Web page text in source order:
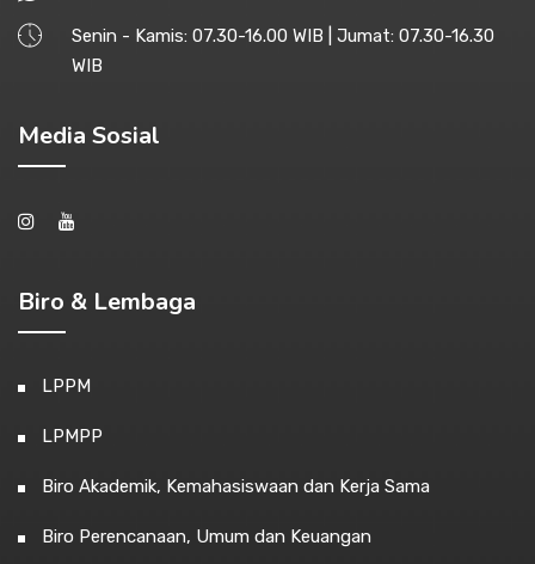
Senin - Kamis: 07.30-16.00 WIB | Jumat: 07.30-16.30
WIB
Media Sosial
Biro & Lembaga
LPPM
LPMPP
Biro Akademik, Kemahasiswaan dan Kerja Sama
Biro Perencanaan, Umum dan Keuangan